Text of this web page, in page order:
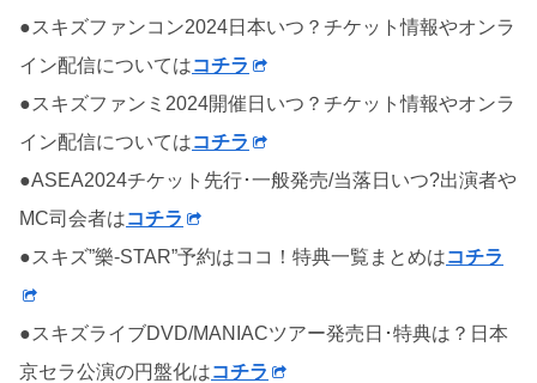
●スキズファンコン2024日本いつ？チケット情報やオンラ
イン配信についてはコチラ
●スキズファンミ2024開催日いつ？チケット情報やオンラ
イン配信についてはコチラ
●ASEA2024チケット先行･一般発売/当落日いつ?出演者や
MC司会者はコチラ
●スキズ”樂-STAR”予約はココ！特典一覧まとめはコチラ
●スキズライブDVD/MANIACツアー発売日･特典は？日本
京セラ公演の円盤化はコチラ